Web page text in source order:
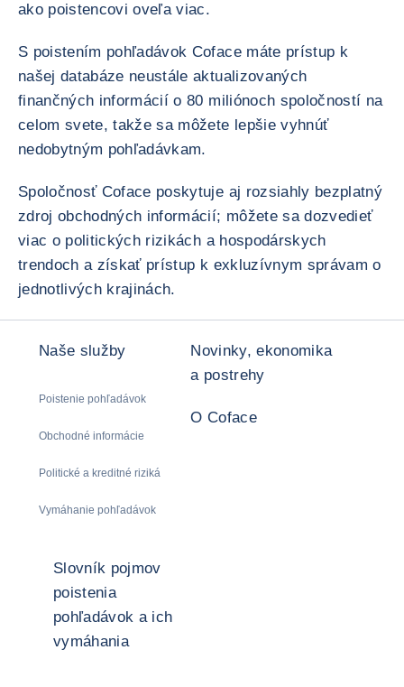
ako poistencovi oveľa viac.
S poistením pohľadávok Coface máte prístup k
našej databáze neustále aktualizovaných
finančných informácií o 80 miliónoch spoločností na
celom svete, takže sa môžete lepšie vyhnúť
nedobytným pohľadávkam.
Spoločnosť Coface poskytuje aj rozsiahly bezplatný
zdroj obchodných informácií; môžete sa dozvedieť
viac o politických rizikách a hospodárskych
trendoch a získať prístup k exkluzívnym správam o
jednotlivých krajinách.
Naše služby
Poistenie pohľadávok
Obchodné informácie
Politické a kreditné riziká
Vymáhanie pohľadávok
Novinky, ekonomika
a postrehy
O Coface
Slovník pojmov
poistenia
pohľadávok a ich
vymáhania